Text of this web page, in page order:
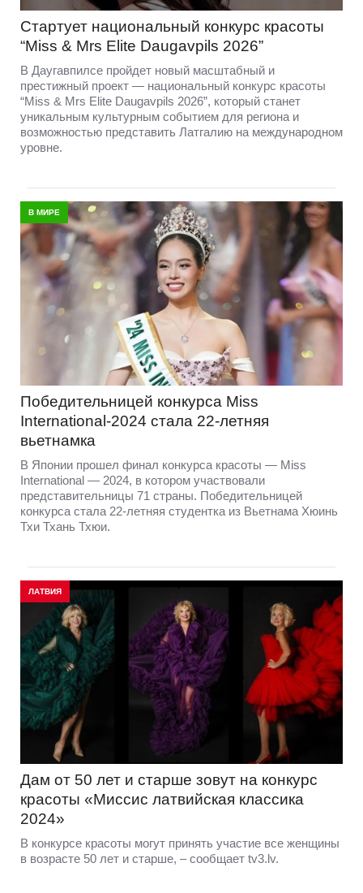
Стартует национальный конкурс красоты
“Miss & Mrs Elite Daugavpils 2026”
В Даугавпилсе пройдет новый масштабный и
престижный проект — национальный конкурс красоты
“Miss & Mrs Elite Daugavpils 2026”, который станет
уникальным культурным событием для региона и
возможностью представить Латгалию на международном
уровне.
В МИРЕ
Победительницей конкурса Miss
International-2024 стала 22-летняя
вьетнамка
В Японии прошел финал конкурса красоты — Miss
International — 2024, в котором участвовали
представительницы 71 страны. Победительницей
конкурса стала 22-летняя студентка из Вьетнама Хюинь
Тхи Тхань Тхюи.
ЛАТВИЯ
Дам от 50 лет и старше зовут на конкурс
красоты «Миссис латвийская классика
2024»
В конкурсе красоты могут принять участие все женщины
в возрасте 50 лет и старше, – сообщает tv3.lv.